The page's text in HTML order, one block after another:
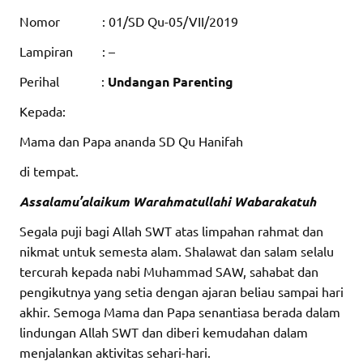
Nomor : 01/SD Qu-05/VII/2019
Lampiran : –
Perihal : Undangan Parenting
Kepada:
Mama dan Papa ananda SD Qu Hanifah
di tempat.
Assalamu’alaikum Warahmatullahi Wabarakatuh
Segala puji bagi Allah SWT atas limpahan rahmat dan
nikmat untuk semesta alam. Shalawat dan salam selalu
tercurah kepada nabi Muhammad SAW, sahabat dan
pengikutnya yang setia dengan ajaran beliau sampai hari
akhir. Semoga Mama dan Papa senantiasa berada dalam
lindungan Allah SWT dan diberi kemudahan dalam
menjalankan aktivitas sehari-hari.